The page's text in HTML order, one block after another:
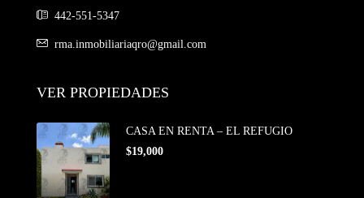
442-551-5347
rma.inmobiliariaqro@gmail.com
VER PROPIEDADES
CASA EN RENTA – EL REFUGIO
$19,000